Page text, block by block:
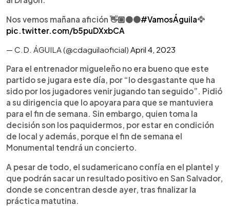
Nos vemos mañana afición 👋🏼⚫️🟠#VamosÁguila🦅
pic.twitter.com/b5puDXxbCA
— C.D. ÁGUILA (@cdaguilaoficial) April 4, 2023
Para el entrenador migueleño no era bueno que este
partido se jugara este día, por “lo desgastante que ha
sido por los jugadores venir jugando tan seguido”. Pidió
a su dirigencia que lo apoyara para que se mantuviera
para el fin de semana. Sin embargo, quien toma la
decisión son los paquidermos, por estar en condición
de local y además, porque el fin de semana el
Monumental tendrá un concierto.
A pesar de todo, el sudamericano confía en el plantel y
que podrán sacar un resultado positivo en San Salvador,
donde se concentran desde ayer, tras finalizar la
práctica matutina.